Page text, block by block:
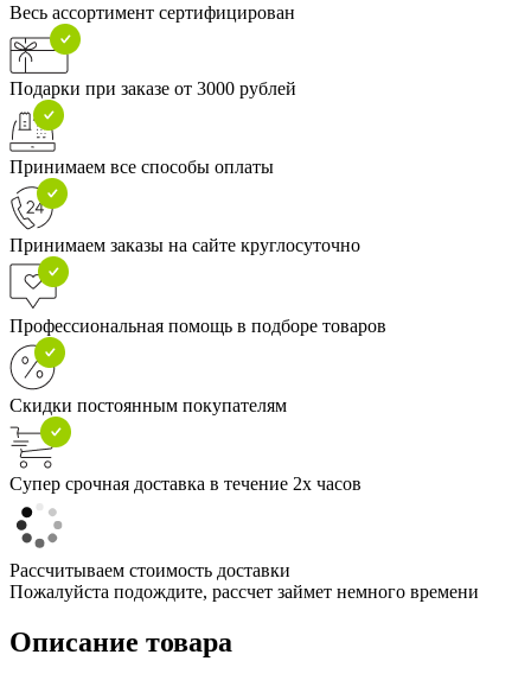
Весь ассортимент сертифицирован
Подарки при заказе от 3000 рублей
Принимаем все способы оплаты
Принимаем заказы на сайте круглосуточно
Профессиональная помощь в подборе товаров
Скидки постоянным покупателям
Супер срочная доставка в течение 2х часов
Рассчитываем стоимость доставки
Пожалуйста подождите, рассчет займет немного времени
Описание товара